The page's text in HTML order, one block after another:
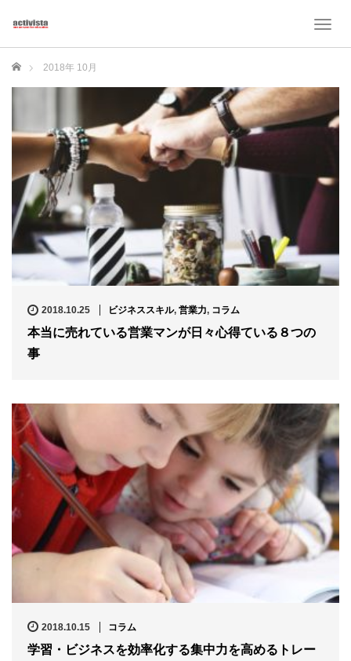
T
l
g
ホーム 2018年 10月
2018.10.25 ビジネススキル, 営業力, コラム
本当に売れている営業マンが日々心得ている８つの
事
2018.10.15 コラム
学習・ビジネスを効率化する集中力を高めるトレー